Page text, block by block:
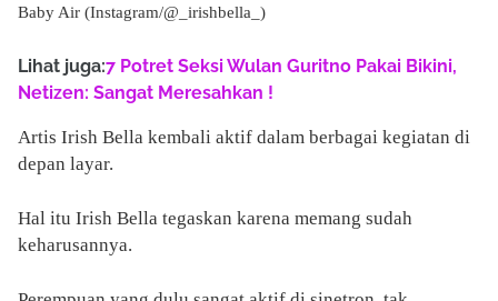
Baby Air (Instagram/@_irishbella_)
Lihat juga:7 Potret Seksi Wulan Guritno Pakai Bikini,
Netizen: Sangat Meresahkan !
Artis Irish Bella kembali aktif dalam berbagai kegiatan di
depan layar.
Hal itu Irish Bella tegaskan karena memang sudah
keharusannya.